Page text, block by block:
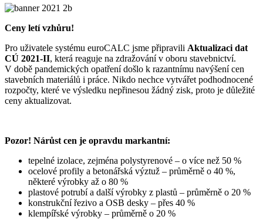
Ceny letí vzhůru!
Pro uživatele systému euroCALC jsme připravili Aktualizaci dat
CÚ 2021-II, která reaguje na zdražování v oboru stavebnictví.
V době pandemických opatření došlo k razantnímu navýšení cen
stavebních materiálů i práce. Nikdo nechce vytvářet podhodnocené
rozpočty, které ve výsledku nepřinesou žádný zisk, proto je důležité
ceny aktualizovat.
Pozor! Nárůst cen je opravdu markantní:
tepelné izolace, zejména polystyrenové – o více než 50 %
ocelové profily a betonářská výztuž – průměrně o 40 %,
některé výrobky až o 80 %
plastové potrubí a další výrobky z plastů – průměrně o 20 %
konstrukční řezivo a OSB desky – přes 40 %
klempířské výrobky – průměrně o 20 %